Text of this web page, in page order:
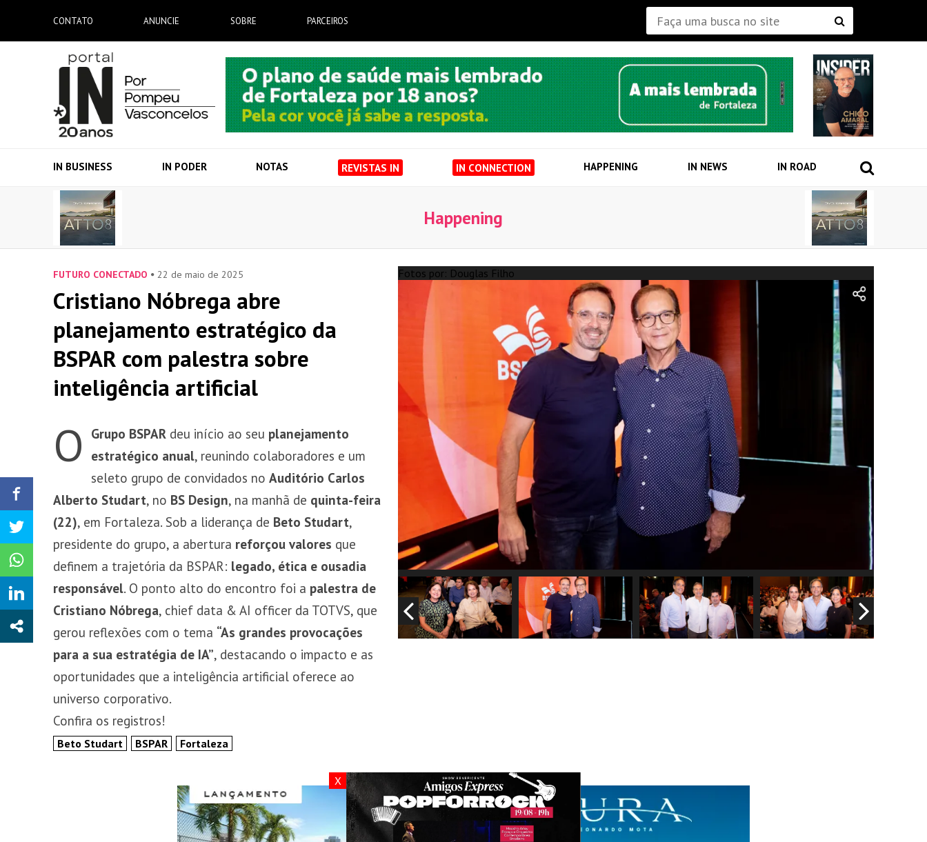
CONTATO ANUNCIE SOBRE PARCEIROS
IN BUSINESS IN PODER NOTAS REVISTAS IN IN CONNECTION HAPPENING IN NEWS IN ROAD
Happening
FUTURO CONECTADO 22 de maio de 2025
Cristiano Nóbrega abre
planejamento estratégico da
BSPAR com palestra sobre
inteligência artificial
O Grupo BSPAR deu início ao seu planejamento
estratégico anual, reunindo colaboradores e um
seleto grupo de convidados no Auditório Carlos
Alberto Studart, no BS Design, na manhã de quinta-feira
(22), em Fortaleza. Sob a liderança de Beto Studart,
presidente do grupo, a abertura reforçou valores que
definem a trajetória da BSPAR: legado, ética e ousadia
responsável. O ponto alto do encontro foi a palestra de
Cristiano Nóbrega, chief data & AI officer da TOTVS, que
gerou reflexões com o tema “As grandes provocações
para a sua estratégia de IA”, destacando o impacto e as
oportunidades que a inteligência artificial oferece ao
universo corporativo.
Confira os registros!
Beto Studart BSPAR Fortaleza
Fotos por: Douglas Filho
X